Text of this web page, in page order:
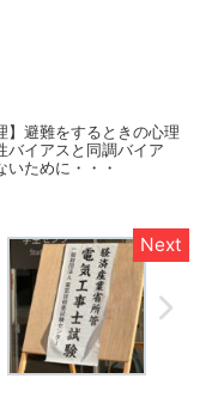
】避難をするときの心理
バイアスと同調バイア
いために・・・